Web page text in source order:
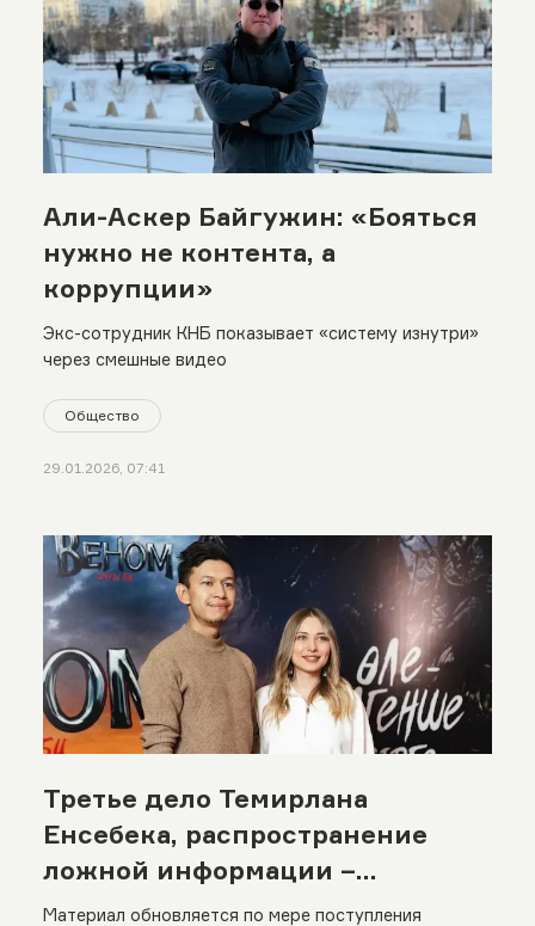
Али-Аскер Байгужин: «Бояться
нужно не контента, а
коррупции»
Экс-сотрудник КНБ показывает «систему изнутри»
через смешные видео
Общество
29.01.2026, 07:41
Третье дело Темирлана
Енсебека, распространение
ложной информации –
хронология
Материал обновляется по мере поступления